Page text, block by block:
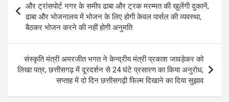
o
k
p
p
m
navigation
और ट्रांसपोर्ट नगर के समीप ढाबा और ट्रक मरम्मत की खुलेंगी दुकानें,
ढाबा और भोजनालय में भोजन के लिए होगी केवल पार्सल की व्यवस्था,
बैठकर भोजन करने की नहीं होगी अनुमति
संस्कृति मंत्री अमरजीत भगत ने केन्द्रीय मंत्री प्रकाश जावड़ेकर को
लिखा पत्र, छत्तीसगढ़ में दूरदर्शन से 24 घंटे प्रसारण का किया अनुरोध,
सप्ताह में दो दिन छत्तीसगढ़ी फिल्म दिखाने का दिया सुझाव